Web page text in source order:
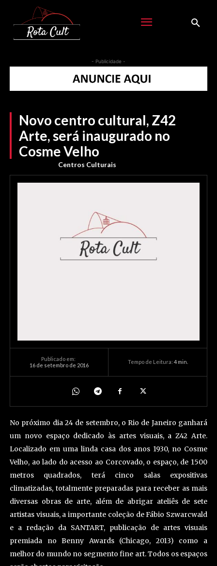
- Publicidade -
Novo centro cultural, Z42
Arte, será inaugurado no
Cosme Velho
Centros Culturais
Publicado em:
16 de setembro de 2016
Tempo de Leitura: 4min.
No próximo dia 24 de setembro, o Rio de Janeiro ganhará
um novo espaço dedicado às artes visuais, a Z42 Arte.
Localizado em uma linda casa dos anos 1930, no Cosme
Velho, ao lado do acesso ao Corcovado, o espaço, de 1500
metros quadrados, terá cinco salas expositivas
climatizadas, totalmente preparadas para receber as mais
diversas obras de arte, além de abrigar ateliês de sete
artistas visuais, a importante coleção de Fábio Szwarcwald
e a redação da SANTART, publicação de artes visuais
premiada no Benny Awards (Chicago, 2013) como a
melhor do mundo no segmento fine art. Todos os espaços